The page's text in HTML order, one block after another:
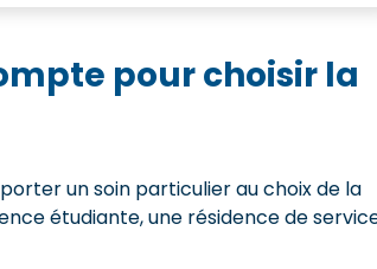
pour choisir la
un soin particulier au choix de la
étudiante, une résidence de